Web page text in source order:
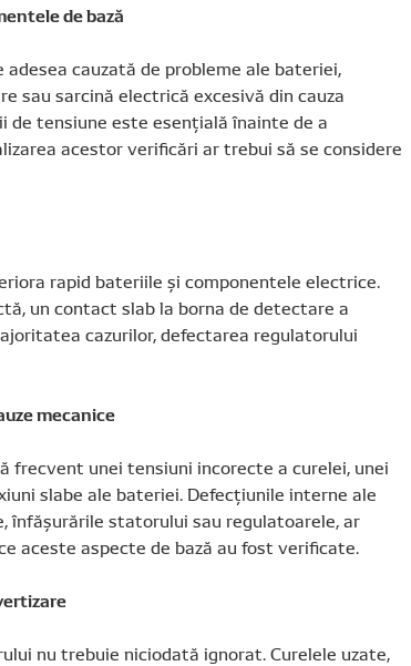
de bază
cauzată de probleme ale bateriei,
sau sarcină electrică excesivă din cauza
de tensiune este esențială înainte de a
acestor verificări ar trebui să se considere
rapid bateriile și componentele electrice.
un contact slab la borna de detectare a
cazurilor, defectarea regulatorului
mecanice
unei tensiuni incorecte a curelei, unei
slabe ale bateriei. Defecțiunile interne ale
înfășurările statorului sau regulatoarele, ar
aceste aspecte de bază au fost verificate.
nu trebuie niciodată ignorat. Curelele uzate,